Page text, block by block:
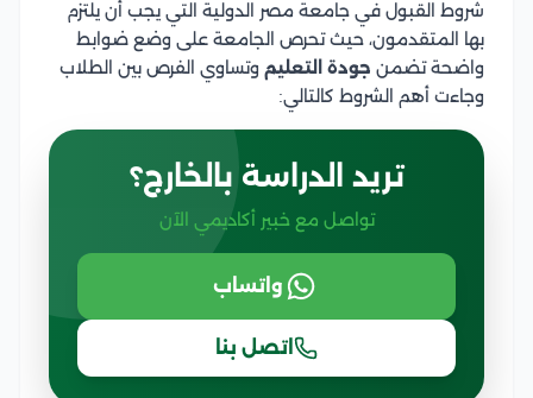
شروط القبول في جامعة مصر الدولية التي يجب أن يلتزم
بها المتقدمون، حيث تحرص الجامعة على وضع ضوابط
واضحة تضمن جودة التعليم وتساوي الفرص بين الطلاب
وجاءت أهم الشروط كالتالي:
تريد الدراسة بالخارج؟
تواصل مع خبير أكاديمي الآن
واتساب
اتصل بنا